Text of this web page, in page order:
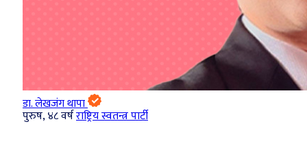
डा. लेखजंग थापा
पुरुष, ४८ वर्षराष्ट्रिय स्वतन्त्र पार्टी